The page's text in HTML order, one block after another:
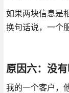
如果两块信息是
换句话说，一个
原因六：没
我的一个客户，